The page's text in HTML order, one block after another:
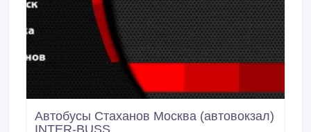
Автобусы Стаханов Москва (автовокзал)
INTER-BUSS